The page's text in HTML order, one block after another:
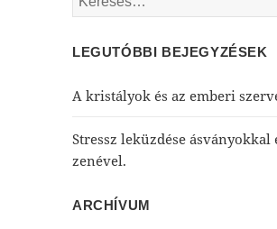
LEGUTÓBBI BEJEGYZÉSEK
A kristályok és az emberi
Stressz leküzdése ásványokkal
zenével.
ARCHÍVUM